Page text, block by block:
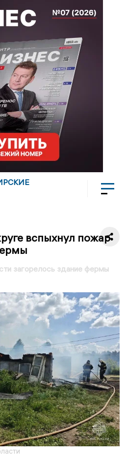
вспыхнул пожар
загорелось здание фермы